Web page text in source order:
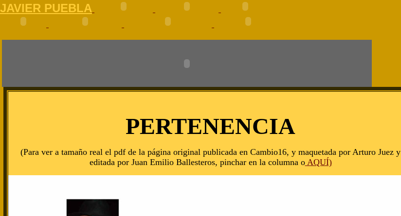
JAVIER PUEBLA
PERTENENCIA
(Para ver a tamaño real el pdf de la página original publicada en Cambio16, y maquetada por Arturo Juez y
editada por Juan Emilio Ballesteros, pinchar en la columna oAQUÍ)